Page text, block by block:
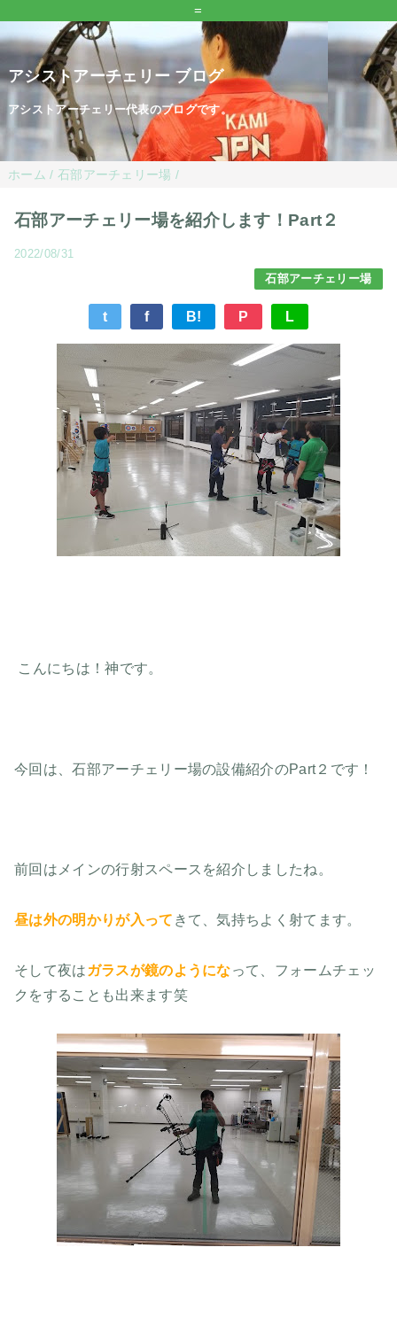
=
アシストアーチェリー ブログ
アシストアーチェリー代表のブログです。
ホーム / 石部アーチェリー場 /
石部アーチェリー場を紹介します！Part２
2022/08/31
石部アーチェリー場
t f B! P L
こんにちは！神です。
今回は、石部アーチェリー場の設備紹介のPart２です！
前回はメインの行射スペースを紹介しましたね。
昼は外の明かりが入って きて、気持ちよく射てます。
そして夜は ガラスが鏡のようになって、フォームチェッ
クをすることも出来ます笑